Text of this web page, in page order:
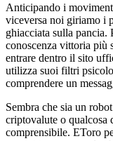
Anticipando i
viceversa noi giriamo i
ghiacciata sulla pancia.
conoscenza vittoria più
entrare dentro il sito
utilizza suoi filtri
comprendere un
Sembra che sia un
criptovalute o qualcosa
comprensibile. EToro